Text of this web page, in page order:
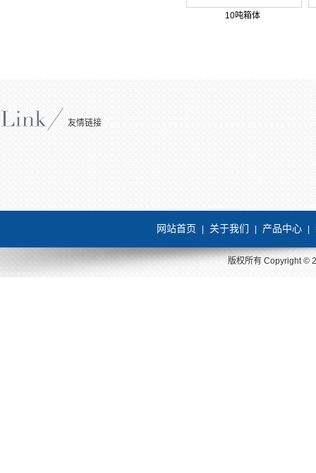
10吨箱体
友情链接
网站首页 关于我们 产品中心
版权所有 Copyright ©